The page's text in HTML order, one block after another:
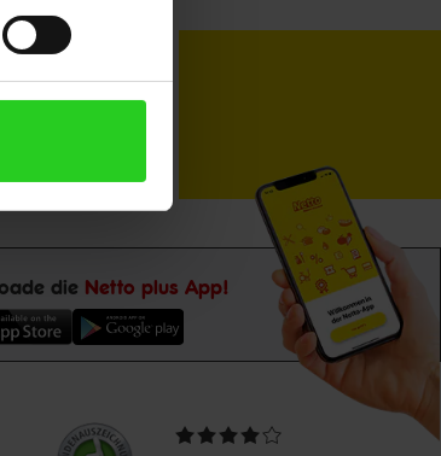
Karriere
die Netto plus App!
Unsere
Durchschnittliche